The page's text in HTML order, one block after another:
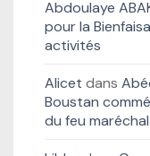
Abdoulaye
pour la
activités
Alicet dans
Boustan
du feu maréchal